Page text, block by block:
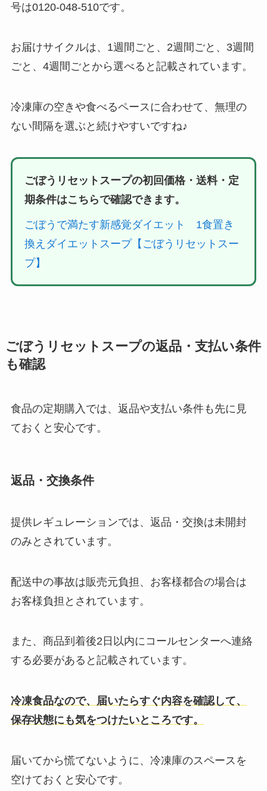
号は0120-048-510です。
お届けサイクルは、1週間ごと、2週間ごと、3週間
ごと、4週間ごとから選べると記載されています。
冷凍庫の空きや食べるペースに合わせて、無理の
ない間隔を選ぶと続けやすいですね♪
ごぼうリセットスープの初回価格・送料・定
期条件はこちらで確認できます。
ごぼうで満たす新感覚ダイエット 1食置き
換えダイエットスープ【ごぼうリセットスー
プ】
ごぼうリセットスープの返品・支払い条件
も確認
食品の定期購入では、返品や支払い条件も先に見
ておくと安心です。
返品・交換条件
提供レギュレーションでは、返品・交換は未開封
のみとされています。
配送中の事故は販売元負担、お客様都合の場合は
お客様負担とされています。
また、商品到着後2日以内にコールセンターへ連絡
する必要があると記載されています。
冷凍食品なので、届いたらすぐ内容を確認して、
保存状態にも気をつけたいところです。
届いてから慌てないように、冷凍庫のスペースを
空けておくと安心です。